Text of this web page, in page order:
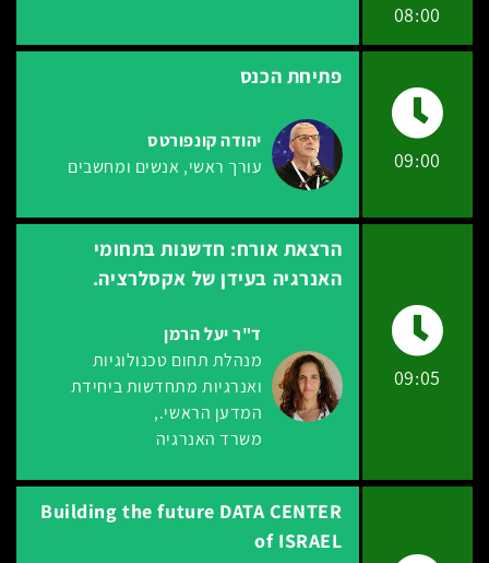
08:00
09:00
פתיחת הכנס
יהודה קונפורטס
עורך ראשי אנשים ומחשבים
09:05
הרצאת אורח: חדשנות בתחומי
האנרגיה בעידן של אקסלרציה.
ד"ר יעל הרמן
מנהלת תחום טכנולוגיות
ואנרגיות מתחדשות ביחידת
המדען הראשי.
משרד האנרגיה
Building the future DATA CENTER
of ISRAEL